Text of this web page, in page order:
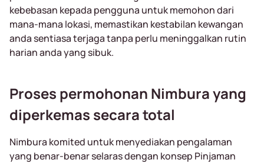
kebebasan kepada pengguna untuk memohon dari
mana-mana lokasi, memastikan kestabilan kewangan
anda sentiasa terjaga tanpa perlu meninggalkan rutin
harian anda yang sibuk.
Proses permohonan Nimbura yang
diperkemas secara total
Nimbura komited untuk menyediakan pengalaman
yang benar-benar selaras dengan konsep Pinjaman